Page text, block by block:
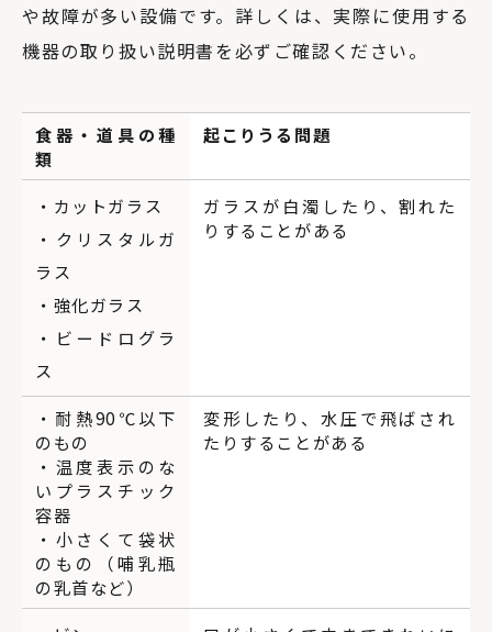
や故障が多い設備です。詳しくは、実際に使用する
機器の取り扱い説明書を必ずご確認ください。
食器・道具の種
類
起こりうる問題
・カットガラス
・クリスタルガ
ラス
・強化ガラス
・ビードログラ
ス
ガラスが白濁したり、割れた
りすることがある
・耐熱90℃以下
のもの
・温度表示のな
いプラスチック
容器
・小さくて袋状
のもの（哺乳瓶
の乳首など）
変形したり、水圧で飛ばされ
たりすることがある